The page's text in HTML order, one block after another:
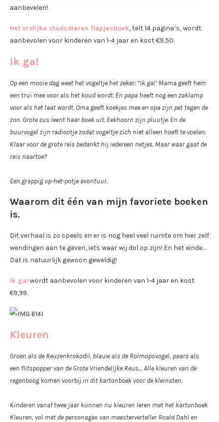
aanbevelen!
Het vrolijke stadsdieren flapjesboek, telt 14 pagina’s, wordt
aanbevolen voor kinderen van 1-4 jaar en kost €9,50.
Ik ga!
Op een mooie dag weet het vogeltje het zeker: “Ik ga!’ Mama geeft hem
een trui mee voor als het koud wordt. En papa heeft nog een zaklamp
voor als het laat wordt. Oma geeft koekjes mee en opa zijn pet tegen de
zon. Grote zus leent haar boek uit. Eekhoorn zijn pluutje. En de
buurvogel zijn radiootje zodat vogeltje zich niet alleen hoeft te voelen.
Klaar voor de grote reis bedankt hij iedereen netjes. Maar waar gaat de
reis naartoe?
Een grappig op-het-potje avontuur.
Waarom dit één van mijn favoriete boeken
is.
Dit verhaal is zo speels en er is nog heel veel ruimte om hier zelf
wendingen aan te geven, iets waar wij dol op zijn! En het einde…
Dat is natuurlijk gewoon geweldig!
Ik ga! wordt aanbevolen voor kinderen van 1-4 jaar en kost
€9,99.
Kleuren
Groen als de Reuzenkrokodil, blauw als de Rolmopsvogel, paars als
een flitspopper van de Grote Vriendelijke Reus… Alle kleuren van de
regenboog komen voorbij in dit kartonboek voor de kleinsten.
Kinderen vanaf twee jaar kunnen nu kleuren leren met het kartonboek
Kleuren, vol met de personages van meesterverteller Roald Dahl en